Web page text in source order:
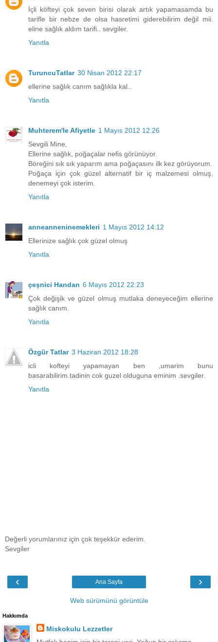
İçli köfteyi çok seven birisi olarak artık yapamasamda bu
tarifle bir nebze de olsa hasretimi giderebilirim değil mii.
eline sağlık aldım tarifi.. sevgiler.
Yanıtla
TuruncuTatlar 30 Nisan 2012 22:17
ellerine sağlık canım sağlıkla kal..
Yanıtla
Muhterem'le Afiyetle 1 Mayıs 2012 12:26
Sevgili Mine,
Ellerine sağlık, poğaçalar nefis görünüyor.
Böreğini sık sık yaparım ama poğaçasını ilk kez görüyorum.
Poğaça için çok güzel alternatif bir iç malzemesi olmuş,
denemeyi çok isterim.
Yanıtla
anneanneninemekleri 1 Mayıs 2012 14:12
Ellerinize sağlık çok güzel olmuş
Yanıtla
çeşnici Handan 6 Mayıs 2012 22:23
Çok değişik ve güzel olmuş mutlaka deneyeceğim ellerine
sağlık canım.
Yanıtla
Özgür Tatlar 3 Haziran 2012 18:28
icli kofteyi yapamayan ben ,umarim bunu
basarabilirim.tadinin cok guzel olduguna eminim .sevgiler.
Yanıtla
Değerli yorumlarınız için çok teşekkür ederim.
Sevgiler
‹ ›
Ana Sayfa
Web sürümünü görüntüle
Hakkımda
Miskokulu Lezzetler